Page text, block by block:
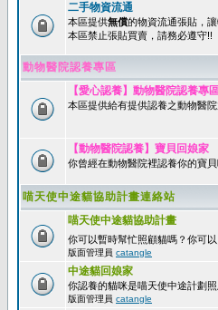
二手物資流通
本區提供無償的物資流通張貼，讓
本區禁止張貼買賣，請務必遵守!!
動物醫院認養專區
【愛心認養】動物醫院認養專
本區提供給有提供認養之動物醫
【動物醫院認養】寶貝回娘家
你曾經在動物醫院裡認養你的寶
喵天使中途貓協助計畫連絡站
喵天使中途貓協助計畫
你可以暫時幫忙照顧貓嗎？你可
版面管理員 catangle
中途貓回娘家
你認養的貓咪是喵天使中途計劃
版面管理員 catangle